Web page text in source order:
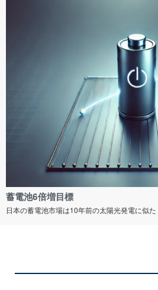
蓄電池6倍増目標
日本の蓄電池市場は10年前の太陽光発電に似た